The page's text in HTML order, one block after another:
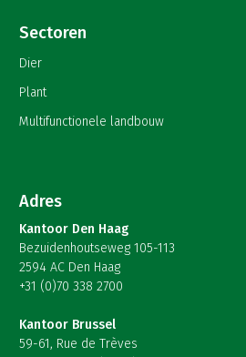
Sectoren
Dier
Plant
Multifunctionele landbouw
Adres
Kantoor Den Haag
Bezuidenhoutseweg 105-113
2594 AC Den Haag
+31 (0)70 338 2700
Kantoor Brussel
59-61, Rue de Trèves